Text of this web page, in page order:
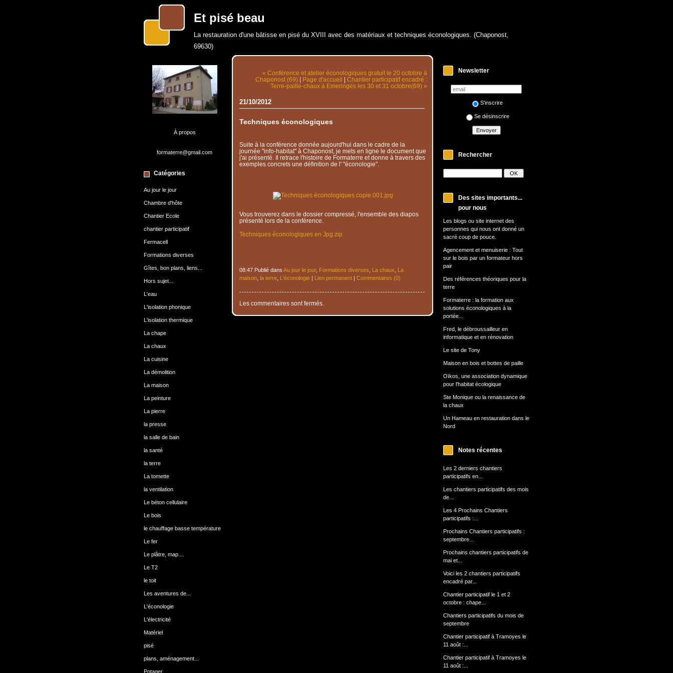
Et pisé beau
La restauration d'une bâtisse en pisé du XVIII avec des matériaux et techniques éconologiques. (Chaponost,
69630)
À propos
formaterre@gmail.com
Catégories
Au jour le jour
Chambre d'hôte
Chantier Ecole
chantier participatif
Fermacell
Formations diverses
Gîtes, bon plans, liens...
Hors sujet...
L'eau
L'isolation phonique
L'isolation thermique
La chape
La chaux
La cuisine
La démolition
La maison
La peinture
La pierre
la presse
la salle de bain
la santé
la terre
La tomette
la ventilation
Le béton cellulaire
Le bois
le chauffage basse température
Le fer
Le plâtre, map....
Le T2
le toit
Les aventures de...
L'éconologie
L'électricité
Matériel
pisé
plans, aménagement...
Potager
Newsletter
S'inscrire
Se désinscrire
Rechercher
Des sites importants...
pour nous
Les blogs ou site internet des
personnes qui nous ont donné un
sacré coup de pouce.
Agencement et menuiserie : Tout
sur le bois par un formateur hors
pair
Des références théoriques pour la
terre
Formaterre : la formation aux
solutions éconologiques à la
portée...
Fred, le débroussailleur en
informatique et en rénovation
Le site de Tony
Maison en bois et bottes de paille
Oïkos, une association dynamique
pour l'habitat écologique
Ste Monique ou la renaissance de
la chaux
Un Hameau en restauration dans le
Nord
Notes récentes
Les 2 derniers chantiers
participatifs en...
Les chantiers participatifs des mois
de...
Les 4 Prochains Chantiers
participatifs :...
Prochains Chantiers participatifs :
septembre...
Prochains chantiers participatifs de
mai et...
Voici les 2 chantiers participatifs
encadré par...
Chantier participatif le 1 et 2
octobre : chape...
Chantiers participatifs du mois de
septembre
Chantier participatif à Tramoyes le
11 août :...
Chantier participatif à Tramoyes le
11 août :...
« Conférence et atelier éconologiques gratuit le 20 octobre à
Chaponost (69) | Page d'accueil | Chantier participatif encadré :
Terre-paille-chaux à Emeringes les 30 et 31 octobre(69) »
21/10/2012
Techniques éconologiques
Suite à la conférence donnée aujourd'hui dans le cadre de la
journée "info-habitat" à Chaponost, je mets en ligne le document que
j'ai présenté. Il retrace l'histoire de Formaterre et donne à travers des
exemples concrets une définition de l' "éconologie".
Vous trouverez dans le dossier compressé, l'ensemble des diapos
présenté lors de la conférence.
Techniques éconologiques en Jpg.zip
08:47 Publié dans Au jour le jour, Formations diverses, La chaux, La
maison, la terre, L'éconologie| Lien permanent| Commentaires (0)
Les commentaires sont fermés.